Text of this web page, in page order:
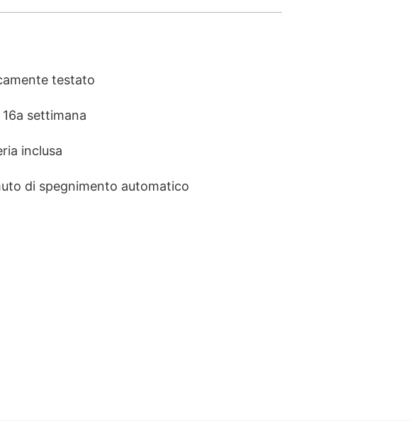
testato
16a settimana
inclusa
di spegnimento automatico